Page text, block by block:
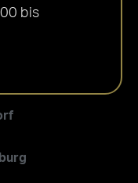
bis